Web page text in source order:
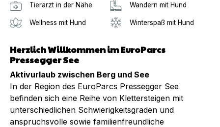
Tierarzt in der Nähe Wandern mit Hund
Wellness mit Hund Winterspaß mit Hund
Herzlich Willkommen im EuroParcs
Pressegger See
Aktivurlaub zwischen Berg und See
In der Region des EuroParcs Pressegger See
befinden sich eine Reihe von Klettersteigen mit
unterschiedlichen Schwierigkeitsgraden und
anspruchsvolle sowie familienfreundliche